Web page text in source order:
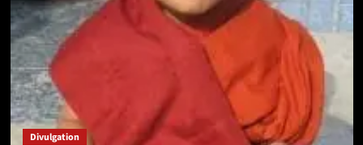
Divulgation